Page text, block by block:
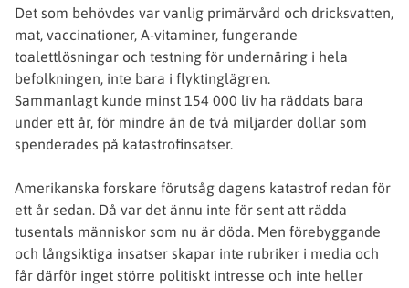
Det som behövdes var vanlig primärvård och dricksvatten,
mat, vaccinationer, A-vitaminer, fungerande
toalettlösningar och testning för undernäring i hela
befolkningen, inte bara i flyktinglägren.
Sammanlagt kunde minst 154 000 liv ha räddats bara
under ett år, för mindre än de två miljarder dollar som
spenderades på katastrofinsatser.
Amerikanska forskare förutsåg dagens katastrof redan för
ett år sedan. Då var det ännu inte för sent att rädda
tusentals människor som nu är döda. Men förebyggande
och långsiktiga insatser skapar inte rubriker i media och
får därför inget större politiskt intresse och inte heller